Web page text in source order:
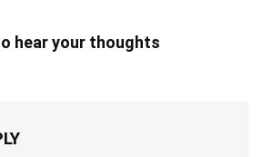
hear your thoughts